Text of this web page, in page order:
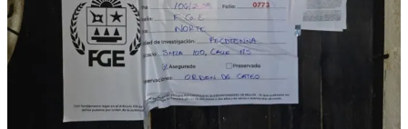
El esquema de explotación descrito por la FGE —donde las
víctimas entregan hasta la mitad de sus ingresos a los dueños de los
establecimientos— revela un modelo de negocio criminal que
combina coerción, control económico y manipulación. Las mujeres,
muchas de ellas en condiciones de vulnerabilidad socioeconómica,
son atrapadas en un ciclo de explotación donde la promesa de
ingresos se transforma en deuda y dependencia.